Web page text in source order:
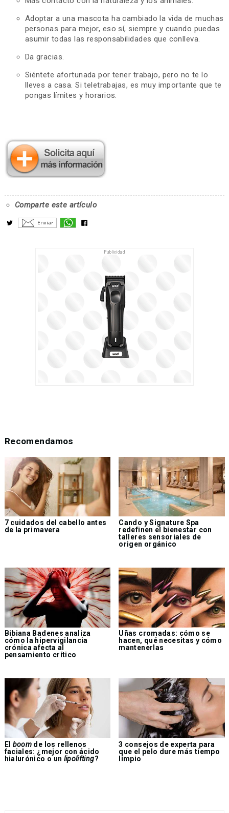
Adoptar a una mascota ha cambiado la vida de muchas
personas para mejor, eso sí, siempre y cuando puedas
asumir todas las responsabilidades que conlleva.
Da gracias.
Siéntete afortunada por tener trabajo, pero no te lo
lleves a casa. Si teletrabajas, es muy importante que te
pongas límites y horarios.
Comparte este artículo
Recomendamos
7 cuidados del cabello antes
de la primavera
Cando y Signature Spa
redefinen el bienestar con
talleres sensoriales de
origen orgánico
Bibiana Badenes analiza
cómo la hipervigilancia
crónica afecta al
pensamiento crítico
Uñas cromadas: cómo se
hacen, qué necesitas y cómo
mantenerlas
El boom de los rellenos
faciales: ¿mejor con ácido
hialurónico o un lipolifting?
3 consejos de experta para
que el pelo dure más tiempo
limpio